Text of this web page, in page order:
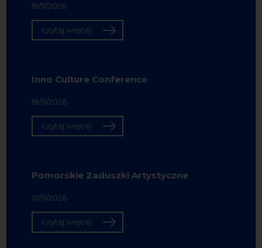
19/11/2026
czytaj więcej
Inno Culture Conference
18/11/2026
czytaj więcej
Pomorskie Zaduszki Artystyczne
01/11/2026
czytaj więcej